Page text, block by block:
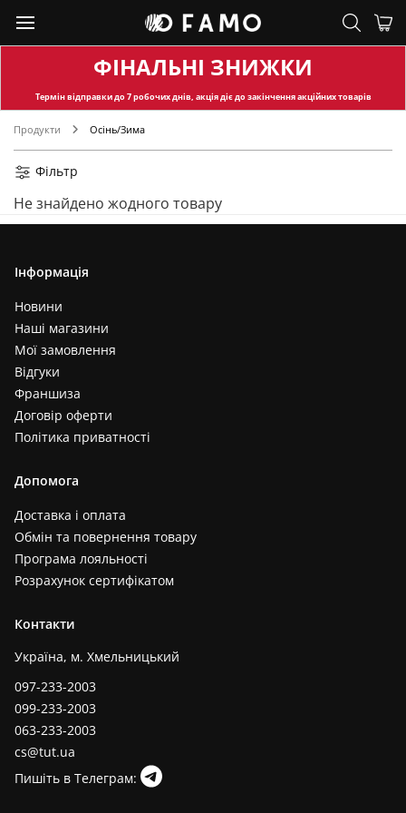
ФІНАЛЬНІ ЗНИЖКИ
Термін відправкидо 7 робочих днів, акція діє до закінчення акційних товарів
Продукти Осінь/Зима
Фільтр
Не знайдено жодного товару
Інформація
Новини
Наші магазини
Мої замовлення
Відгуки
Франшиза
Договір оферти
Політика приватності
Допомога
Доставка і оплата
Обмін та повернення товару
Програма лояльності
Розрахунок сертифікатом
Контакти
Україна, м. Хмельницький
097-233-2003
099-233-2003
063-233-2003
cs@tut.ua
Пишіть в Телеграм: